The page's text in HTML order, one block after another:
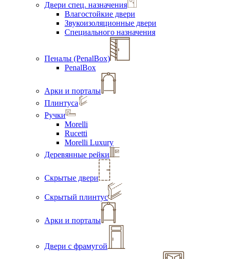
Двери спец. назначения
Влагостойкие двери
Звукоизоляционные двери
Специального назначения
Пеналы (PenalBox)
PenalBox
Арки и порталы
Плинтуса
Ручки
Morelli
Rucetti
Morelli Luxury
Деревянные рейки
Скрытые двери
Скрытый плинтус
Арки и порталы
Двери с фрамугой